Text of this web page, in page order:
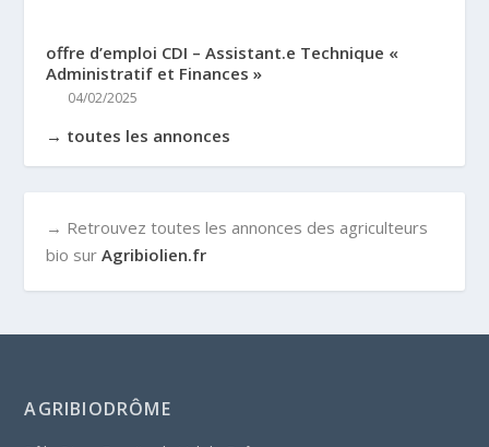
offre d’emploi CDI – Assistant.e Technique «
Administratif et Finances »
04/02/2025
→ toutes les annonces
→ Retrouvez toutes les annonces des agriculteurs
bio surAgribiolien.fr
AGRIBIODRÔME